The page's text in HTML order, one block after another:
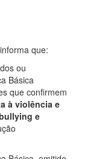
que:
ou
Básica
que confirmem
à violência e
e